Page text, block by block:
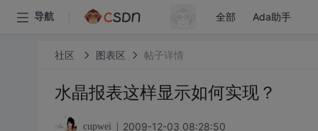
导航 全部 Ada助手
社区 图表区 帖子详情
水晶报表这样显示如何实现？
cupwei 2009-12-03 08:28:50